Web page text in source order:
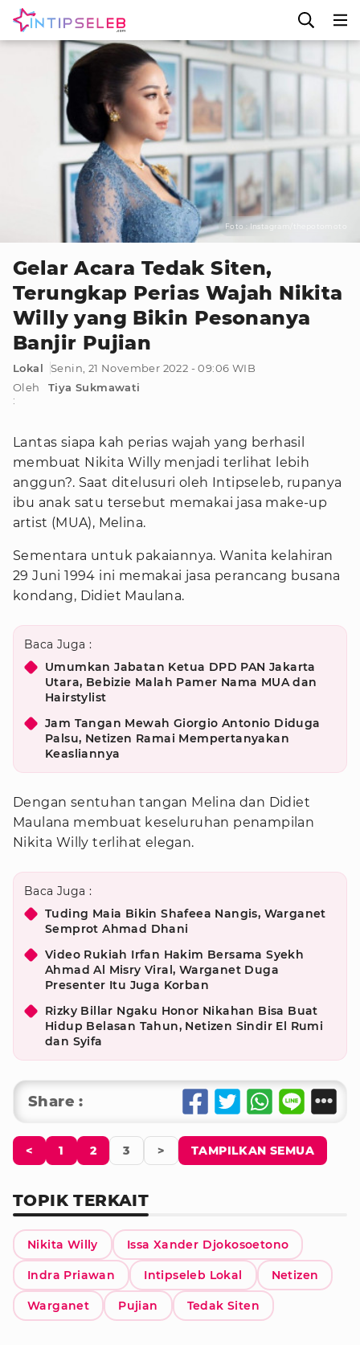
Foto : Instagram/thepotomoto
Gelar Acara Tedak Siten,
Terungkap Perias Wajah Nikita
Willy yang Bikin Pesonanya
Banjir Pujian
Lokal
Senin, 21 November 2022 - 09:06 WIB
Oleh
:
Tiya Sukmawati
Lantas siapa kah perias wajah yang berhasil
membuat Nikita Willy menjadi terlihat lebih
anggun?. Saat ditelusuri oleh Intipseleb, rupanya
ibu anak satu tersebut memakai jasa make-up
artist (MUA), Melina.
Sementara untuk pakaiannya. Wanita kelahiran
29 Juni 1994 ini memakai jasa perancang busana
kondang, Didiet Maulana.
Baca Juga :
Umumkan Jabatan Ketua DPD PAN Jakarta
Utara, Bebizie Malah Pamer Nama MUA dan
Hairstylist
Jam Tangan Mewah Giorgio Antonio Diduga
Palsu, Netizen Ramai Mempertanyakan
Keasliannya
Dengan sentuhan tangan Melina dan Didiet
Maulana membuat keseluruhan penampilan
Nikita Willy terlihat elegan.
Baca Juga :
Tuding Maia Bikin Shafeea Nangis, Warganet
Semprot Ahmad Dhani
Video Rukiah Irfan Hakim Bersama Syekh
Ahmad Al Misry Viral, Warganet Duga
Presenter Itu Juga Korban
Rizky Billar Ngaku Honor Nikahan Bisa Buat
Hidup Belasan Tahun, Netizen Sindir El Rumi
dan Syifa
Share :
< 1 2 3 > TAMPILKAN SEMUA
TOPIK TERKAIT
Nikita Willy Issa Xander Djokosoetono
Indra Priawan Intipseleb Lokal Netizen
Warganet Pujian Tedak Siten